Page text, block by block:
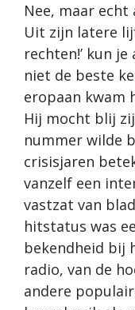
Nee, maar
Uit zijn latere
rechten!’ kun
niet de beste
eropaan kwam
Hij mocht blij
nummer wilde
crisisjaren
vanzelf een
vastzat van
hitstatus was
bekendheid bij
radio, van de
andere